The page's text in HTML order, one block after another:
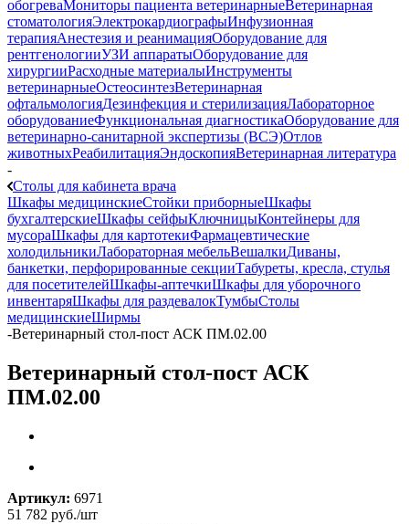
обогреваМониторы пациента ветеринарныеВетеринарная
стоматологияЭлектрокардиографыИнфузионная
терапияАнестезия и реанимацияОборудование для
рентгенологииУЗИ аппаратыОборудование для
хирургииРасходные материалыИнструменты
ветеринарныеОстеосинтезВетеринарная
офтальмологияДезинфекция и стерилизацияЛабораторное
оборудованиеФункциональная диагностикаОборудование для
ветеринарно-санитарной экспертизы (ВСЭ)Отлов
животныхРеабилитацияЭндоскопияВетеринарная литература
-
Столы для кабинета врача
Шкафы медицинскиеСтойки приборныеШкафы
бухгалтерскиеШкафы сейфыКлючницыКонтейнеры для
мусораШкафы для картотекиФармацевтические
холодильникиЛабораторная мебельВешалкиДиваны,
банкетки, перфорированные секцииТабуреты, кресла, стулья
для посетителейШкафы-аптечкиШкафы для уборочного
инвентаряШкафы для раздевалокТумбыСтолы
медицинскиеШирмы
-Ветеринарный стол-пост АСК ПМ.02.00
Ветеринарный стол-пост АСК
ПМ.02.00
Артикул: 6971
51 782 руб./шт